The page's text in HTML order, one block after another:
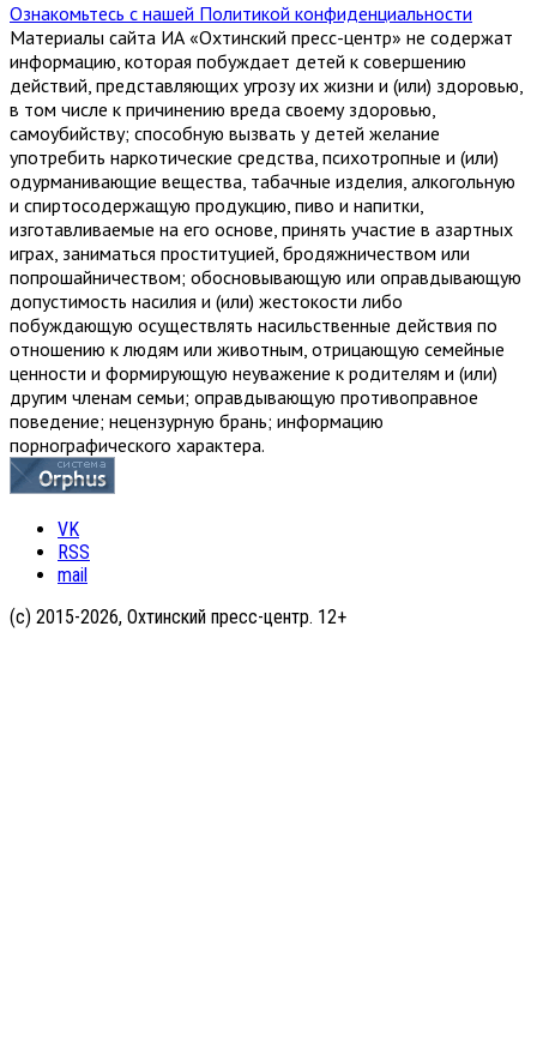
Ознакомьтесь с нашей Политикой конфиденциальности
Материалы сайта ИА «Охтинский пресс-центр» не содержат
информацию, которая побуждает детей к совершению
действий, представляющих угрозу их жизни и (или) здоровью,
в том числе к причинению вреда своему здоровью,
самоубийству; способную вызвать у детей желание
употребить наркотические средства, психотропные и (или)
одурманивающие вещества, табачные изделия, алкогольную
и спиртосодержащую продукцию, пиво и напитки,
изготавливаемые на его основе, принять участие в азартных
играх, заниматься проституцией, бродяжничеством или
попрошайничеством; обосновывающую или оправдывающую
допустимость насилия и (или) жестокости либо
побуждающую осуществлять насильственные действия по
отношению к людям или животным, отрицающую семейные
ценности и формирующую неуважение к родителям и (или)
другим членам семьи; оправдывающую противоправное
поведение; нецензурную брань; информацию
порнографического характера.
VK
RSS
mail
(с) 2015-2026, Охтинский пресс-центр. 12+